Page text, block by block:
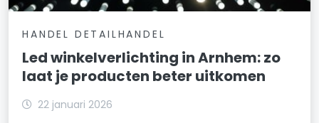
HANDEL DETAILHANDEL
Led winkelverlichting in Arnhem: zo
laat je producten beter uitkomen
22 januari 2026